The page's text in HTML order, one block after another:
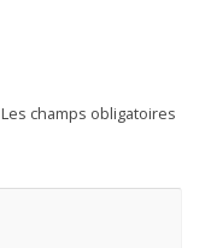
Les champs obligatoires